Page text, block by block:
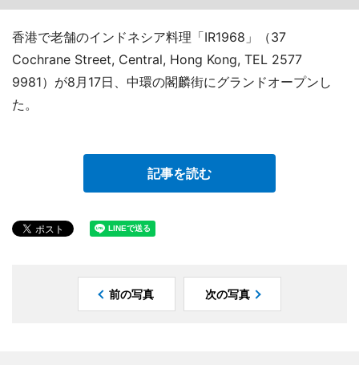
香港で老舗のインドネシア料理「IR1968」（37
Cochrane Street, Central, Hong Kong, TEL 2577
9981）が8月17日、中環の閣麟街にグランドオープンし
た。
記事を読む
前の写真 次の写真